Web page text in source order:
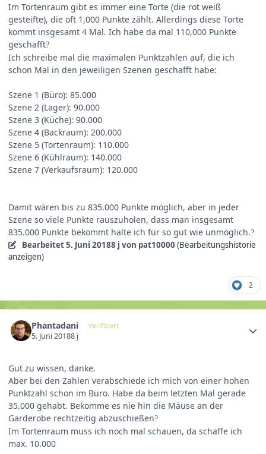
Im Tortenraum gibt es immer eine Torte (die rot weiß
gesteifte), die oft 1,000 Punkte zählt. Allerdings diese Torte
kommt insgesamt 4 Mal. Ich habe da mal 110,000 Punkte
geschafft?
Ich schreibe mal die maximalen Punktzahlen auf, die ich
schon Mal in den jeweiligen Szenen geschafft habe:
Szene 1 (Büro): 85.000
Szene 2 (Lager): 90.000
Szene 3 (Küche): 90.000
Szene 4 (Backraum): 200.000
Szene 5 (Tortenraum): 110.000
Szene 6 (Kühlraum): 140.000
Szene 7 (Verkaufsraum): 120.000
Damit wären bis zu 835.000 Punkte möglich, aber in jeder
Szene so viele Punkte rauszuholen, dass man insgesamt
835.000 Punkte bekommt halte ich für so gut wie unmöglich.?
Bearbeitet5. Juni 20188 j von pat10000 (Bearbeitungshistorie
anzeigen)
2
Phantadani Verifiziert
5. Juni 20188 j
Gut zu wissen, danke.
Aber bei den Zahlen verabschiede ich mich von einer hohen
Punktzahl schon im Büro. Habe da beim letzten Mal gerade
35.000 gehabt. Bekomme es nie hin die Mäuse an der
Garderobe rechtzeitig abzuschießen?
Im Tortenraum muss ich noch mal schauen, da schaffe ich
max. 10.000